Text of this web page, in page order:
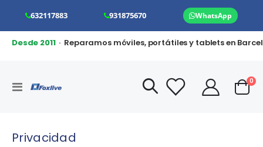
632117883 931875670 WhatsApp
Desde 2011· Reparamos móviles, portátiles y tablets en
Toggle
Cart
0
Privacidad